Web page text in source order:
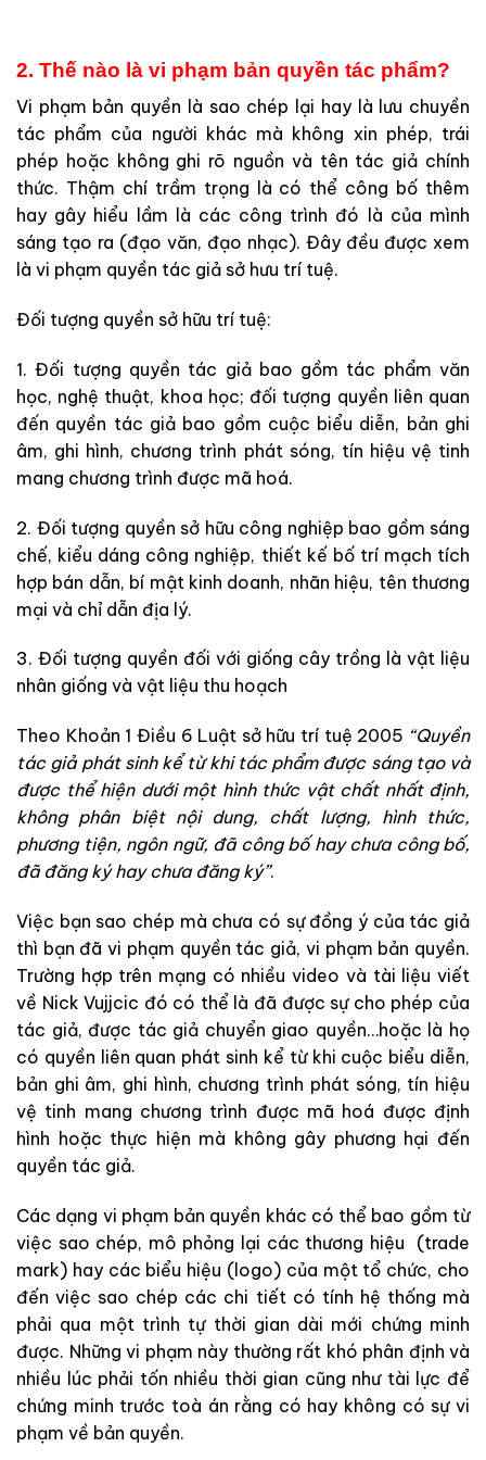
2. Thế nào là vi phạm bản quyền tác phẩm?
Vi phạm bản quyền là sao chép lại hay là lưu chuyền
tác phẩm của người khác mà không xin phép, trái
phép hoặc không ghi rõ nguồn và tên tác giả chính
thức. Thậm chí trầm trọng là có thể công bố thêm
hay gây hiểu lầm là các công trình đó là của mình
sáng tạo ra (đạo văn, đạo nhạc). Đây đều được xem
là vi phạm quyền tác giả sở hưu trí tuệ.
Đối tượng quyền sở hữu trí tuệ:
1. Đối tượng quyền tác giả bao gồm tác phẩm văn
học, nghệ thuật, khoa học; đối tượng quyền liên quan
đến quyền tác giả bao gồm cuộc biểu diễn, bản ghi
âm, ghi hình, chương trình phát sóng, tín hiệu vệ tinh
mang chương trình được mã hoá.
2. Đối tượng quyền sở hữu công nghiệp bao gồm sáng
chế, kiểu dáng công nghiệp, thiết kế bố trí mạch tích
hợp bán dẫn, bí mật kinh doanh, nhãn hiệu, tên thương
mại và chỉ dẫn địa lý.
3. Đối tượng quyền đối với giống cây trồng là vật liệu
nhân giống và vật liệu thu hoạch
Theo Khoản 1 Điều 6 Luật sở hữu trí tuệ 2005 “Quyền
tác giả phát sinh kể từ khi tác phẩm được sáng tạo và
được thể hiện dưới một hình thức vật chất nhất định,
không phân biệt nội dung, chất lượng, hình thức,
phương tiện, ngôn ngữ, đã công bố hay chưa công bố,
đã đăng ký hay chưa đăng ký”.
Việc bạn sao chép mà chưa có sự đồng ý của tác giả
thì bạn đã vi phạm quyền tác giả, vi phạm bản quyền.
Trường hợp trên mạng có nhiều video và tài liệu viết
về Nick Vujjcic đó có thể là đã được sự cho phép của
tác giả, được tác giả chuyển giao quyền…hoặc là họ
có quyền liên quan phát sinh kể từ khi cuộc biểu diễn,
bản ghi âm, ghi hình, chương trình phát sóng, tín hiệu
vệ tinh mang chương trình được mã hoá được định
hình hoặc thực hiện mà không gây phương hại đến
quyền tác giả.
Các dạng vi phạm bản quyền khác có thể bao gồm từ
việc sao chép, mô phỏng lại các thương hiệu (trade
mark) hay các biểu hiệu (logo) của một tổ chức, cho
đến việc sao chép các chi tiết có tính hệ thống mà
phải qua một trình tự thời gian dài mới chứng minh
được. Những vi phạm này thường rất khó phân định và
nhiều lúc phải tốn nhiều thời gian cũng như tài lực để
chứng minh trước toà án rằng có hay không có sự vi
phạm về bản quyền.